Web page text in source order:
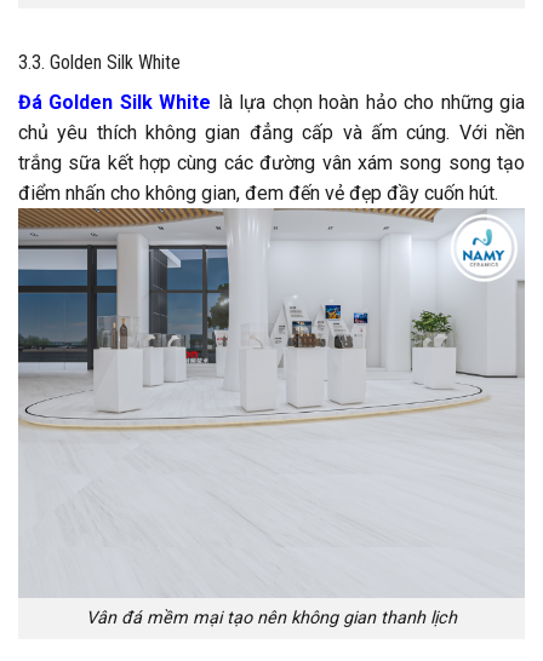
3.3. Golden Silk White
Đá Golden Silk White là lựa chọn hoàn hảo cho những gia
chủ yêu thích không gian đẳng cấp và ấm cúng. Với nền
trắng sữa kết hợp cùng các đường vân xám song song tạo
điểm nhấn cho không gian, đem đến vẻ đẹp đầy cuốn hút.
Vân đá mềm mại tạo nên không gian thanh lịch